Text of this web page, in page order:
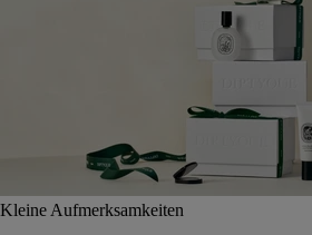
Kleine Aufmerksamkeiten